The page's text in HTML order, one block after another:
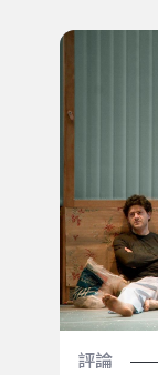
創傷、安魂
評論